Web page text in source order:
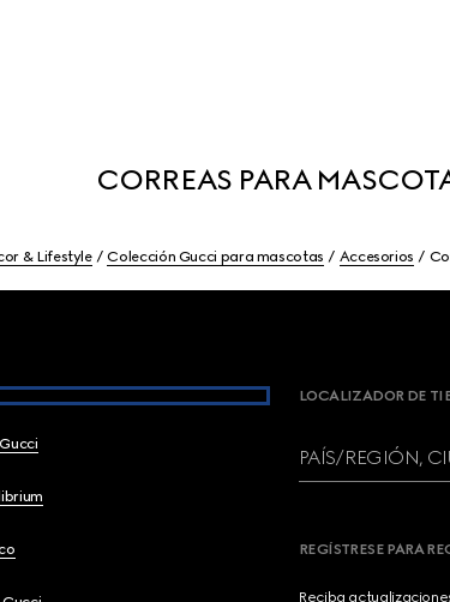
CORREAS PARA
& Lifestyle Colección Gucci para mascotas Accesorios
LOCALIZADOR DE
PAÍS/REGIÓN,
REGÍSTRESE PARA
Reciba